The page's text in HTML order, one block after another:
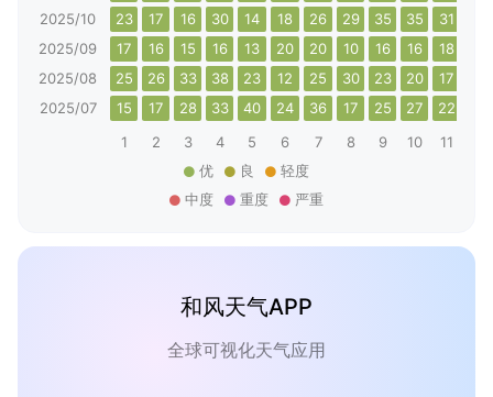
2025/10
23 17 16 30 14 18 26 29 35 35 31
2025/09
17 16 15 16 13 20 20 10 16 16 18
2025/08
25 26 33 38 23 12 25 30 23 20 17
2025/07
15 17 28 33 40 24 36 17 25 27 22
1
2 3 4 5 6 7 8 9 10 11
优
良
轻度
中度
重度 严重
和风天气APP
全球可视化天气应用